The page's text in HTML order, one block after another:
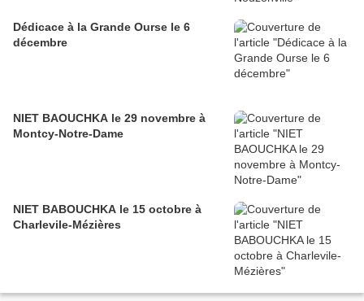
Dédicace à la Grande Ourse le 6
décembre
NIET BAOUCHKA le 29 novembre à
Montcy-Notre-Dame
NIET BABOUCHKA le 15 octobre à
Charlevile-Mézières